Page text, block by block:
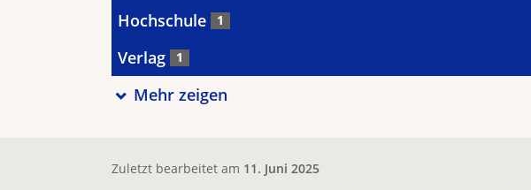
Hochschule 1
Verlag 1
Mehr zeigen
Zuletzt bearbeitet am 11. Juni 2025